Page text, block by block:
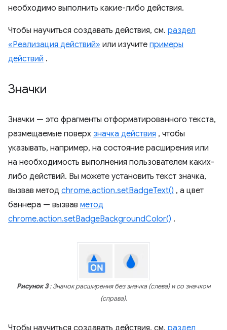
необходимо выполнить какие-либо действия.
Чтобы научиться создавать действия, см. раздел
«Реализация действий» или изучите примеры
действий .
Значки
Значки — это фрагменты отформатированного текста,
размещаемые поверх значка действия , чтобы
указывать, например, на состояние расширения или
на необходимость выполнения пользователем каких-
либо действий. Вы можете установить текст значка,
вызвав метод chrome.action.setBadgeText() , а цвет
баннера — вызвав метод
chrome.action.setBadgeBackgroundColor() .
Рисунок 3: Значок расширения без значка (слева) и со значком
(справа).
Чтобы научиться создавать действия, см. раздел